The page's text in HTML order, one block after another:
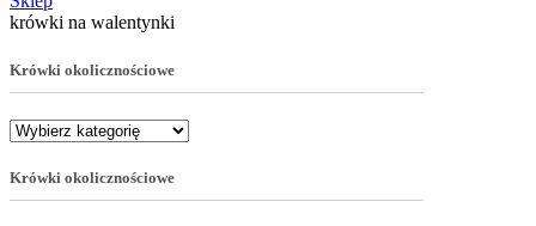
krówki na walentynki
Krówki okolicznościowe
Krówki okolicznościowe